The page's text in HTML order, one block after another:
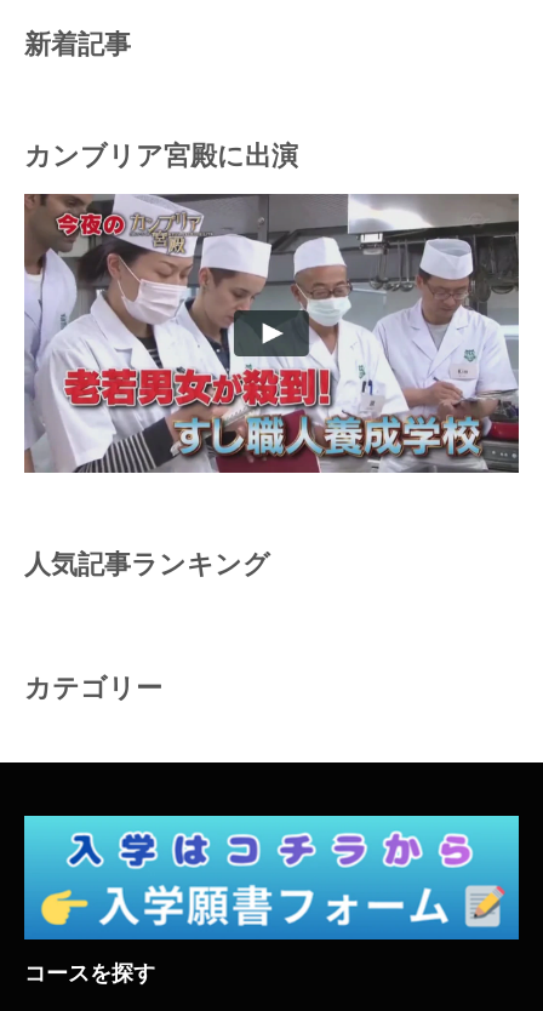
新着記事
カンブリア宮殿に出演
人気記事ランキング
カテゴリー
コースを探す